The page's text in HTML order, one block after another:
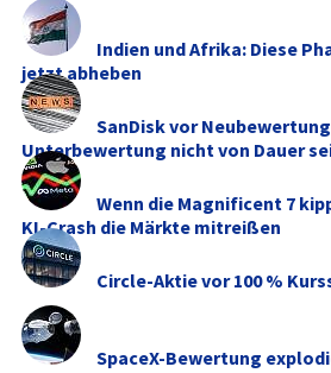
Indien und Afrika: Diese
jetzt abheben
SanDisk vor
Unterbewertung nicht von Dauer
Wenn die Magnificent 7
KI-Crash die Märkte mitreißen
Circle-Aktie vor 100 %
SpaceX-Bewertung